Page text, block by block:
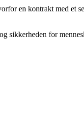
en kontrakt med et
sikkerheden for